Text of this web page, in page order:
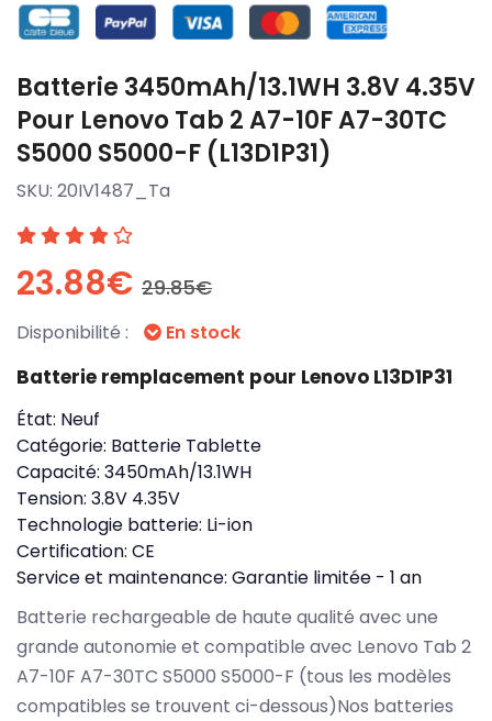
Batterie 3450mAh/13.1WH 3.8V 4.35V
Pour Lenovo Tab 2 A7-10F A7-30TC
S5000 S5000-F (L13D1P31)
SKU: 20IV1487_Ta
23.88€ 29.85€
Disponibilité : En stock
Batterie remplacement pour Lenovo L13D1P31
État: Neuf
Catégorie: Batterie Tablette
Capacité: 3450mAh/13.1WH
Tension: 3.8V 4.35V
Technologie batterie: Li-ion
Certification: CE
Service et maintenance: Garantie limitée - 1 an
Batterie rechargeable de haute qualité avec une
grande autonomie et compatible avec Lenovo Tab 2
A7-10F A7-30TC S5000 S5000-F (tous les modèles
compatibles se trouvent ci-dessous)Nos batteries